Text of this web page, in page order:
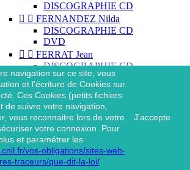
DISCOGRAPHIE CD
  FERNANDEZ Nilda
DISCOGRAPHIE CD
DVD
  FERRAT Jean
DISCOGRAPHIE CD
DISCOGRAPHIE 45 TOURS
DISCOGRAPHIE 33 TOURS
DVD
MAGAZINE
  FERRAT Jean & SES
INTERPRÈTES
DISCOGRAPHIE CD
  FERRÉ Léo
navigation sur ce site, vous
et l'écriture de Cookies sur
Ces Cookies (petits fichiers
de suivre votre navigation,
vous reconnaitre lors de votre
votre connexion. Pour
et paramétrer les
vos-obligations/sites-web-
traceurs/que-dit-la-loi/
J'accepte